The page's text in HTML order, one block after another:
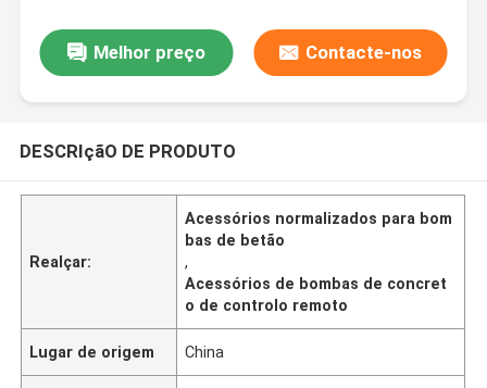
Melhor preço Contacte-nos
DESCRIçãO DE PRODUTO
Realçar:
Acessórios normalizados para bom
bas de betão
,
Acessórios de bombas de concret
o de controlo remoto
Lugar de origem China